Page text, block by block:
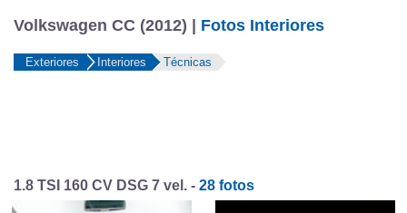
Volkswagen CC (2012) | Fotos Interiores
Exteriores Interiores Técnicas
1.8 TSI 160 CV DSG 7 vel. - 28 fotos